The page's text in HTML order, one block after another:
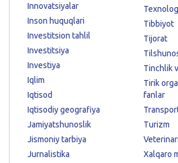
Innovatsiyalar
Inson huquqlari
Investitsion tahlil
Investitsiya
Investiya
Iqlim
Iqtisod
Iqtisodiy geografiya
Jamiyatshunoslik
Jismoniy tarbiya
Jurnalistika
Tibbiyot
Tijorat
Tinchlik
Tirik
fanlar
Turizm
Xalqaro